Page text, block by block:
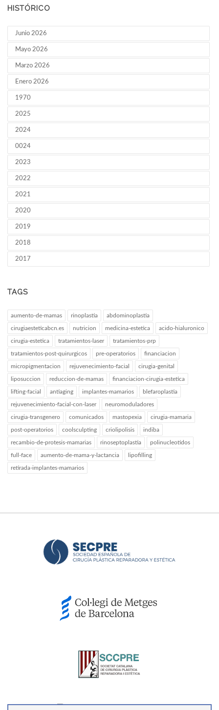
HISTÓRICO
Junio 2026
Mayo 2026
Marzo 2026
Enero 2026
1970
2025
2024
0024
2023
2022
2021
2020
2019
2018
2017
TAGS
aumento-de-mamas rinoplastia abdominoplastia
cirugiaesteticabcn.es nutricion medicina-estetica acido-hialuronico
cirugia-estetica tratamientos-laser tratamientos-prp
tratamientos-post-quirurgicos pre-operatorios financiacion
micropigmentacion rejuvenecimiento-facial cirugia-genital
liposuccion reduccion-de-mamas financiacion-cirugia-estetica
lifting-facial antiaging implantes-mamarios blefaroplastia
rejuvenecimiento-facial-con-laser neuromoduladores
cirugia-transgenero comunicados mastopexia cirugia-mamaria
post-operatorios coolsculpting criolipolisis indiba
recambio-de-protesis-mamarias rinoseptoplastia polinucleotidos
full-face aumento-de-mama-y-lactancia lipofilling
retirada-implantes-mamarios